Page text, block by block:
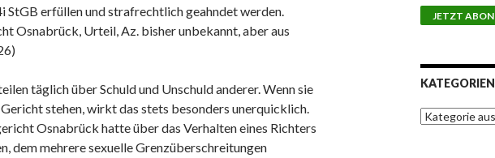
StGB erfüllen und strafrechtlich geahndet werden.
Osnabrück, Urteil, Az. bisher unbekannt, aber aus
täglich über Schuld und Unschuld anderer. Wenn sie
stehen, wirkt das stets besonders unerquicklich.
Osnabrück hatte über das Verhalten eines Richters
dem mehrere sexuelle Grenzüberschreitungen
KATEGORIEN
K
a